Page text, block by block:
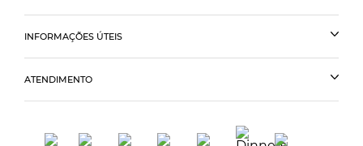
INFORMAÇÕES ÚTEIS
ATENDIMENTO